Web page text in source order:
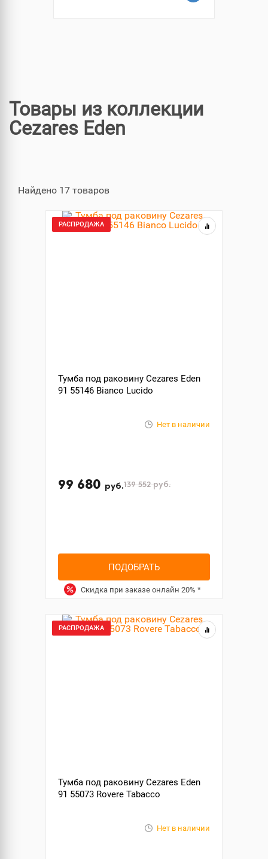
Товары из коллекции
Cezares Eden
Найдено 17 товаров
РАСПРОДАЖА
Тумба под раковину Cezares Eden
91 55146 Bianco Lucido
Нет в наличии
99 680 руб.139 552руб.
ПОДОБРАТЬ
Скидка при заказе онлайн 20% *
РАСПРОДАЖА
Тумба под раковину Cezares Eden
91 55073 Rovere Tabacco
Нет в наличии